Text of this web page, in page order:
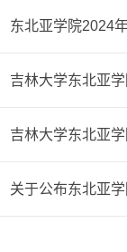
东北亚学院2024
吉林大学东北亚
吉林大学东北亚
关于公布东北亚